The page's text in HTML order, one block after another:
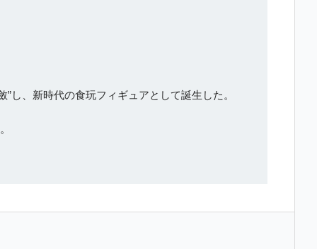
し、新時代の食玩フィギュアとして誕生した。